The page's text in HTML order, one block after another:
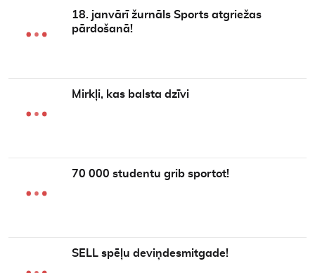
18. janvārī žurnāls Sports atgriežas
pārdošanā!
Mirkļi, kas balsta dzīvi
70 000 studentu grib sportot!
SELL spēļu deviņdesmitgade!